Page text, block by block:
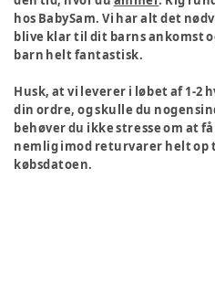
hos BabySam. Vi har alt det
blive klar til dit barns ankomst
barn helt fantastisk.
Husk, at vi leverer i løbet af 1-2
din ordre, og skulle du
behøver du ikke stresse om at
nemlig imod returvarer helt op
købsdatoen.